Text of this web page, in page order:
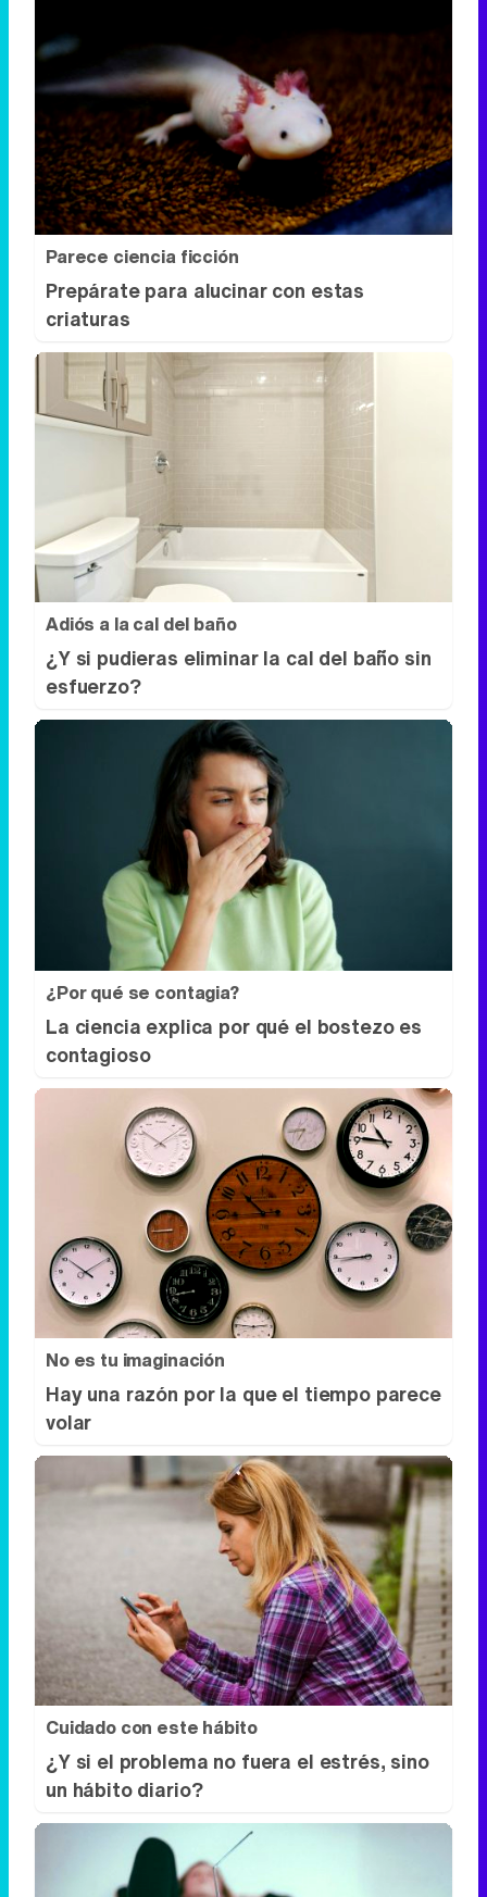
Parece ciencia ficción
Prepárate para alucinar con estas
criaturas
Adiós a la cal del baño
¿Y si pudieras eliminar la cal del baño sin
esfuerzo?
¿Por qué se contagia?
La ciencia explica por qué el bostezo es
contagioso
No es tu imaginación
Hay una razón por la que el tiempo parece
volar
Cuidado con este hábito
¿Y si el problema no fuera el estrés, sino
un hábito diario?